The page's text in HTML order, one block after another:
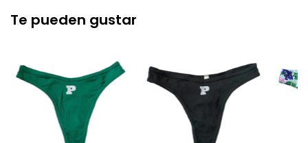
Te pueden gustar